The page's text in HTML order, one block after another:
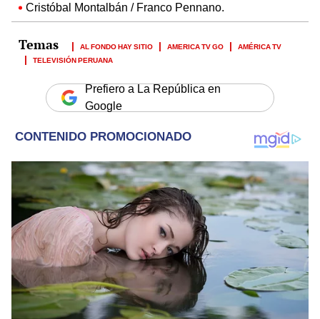
Cristóbal Montalbán / Franco Pennano.
AL FONDO HAY SITIO AMERICA TV GO
AMÉRICA TV
TELEVISIÓN PERUANA
Prefiero a La República en
Google